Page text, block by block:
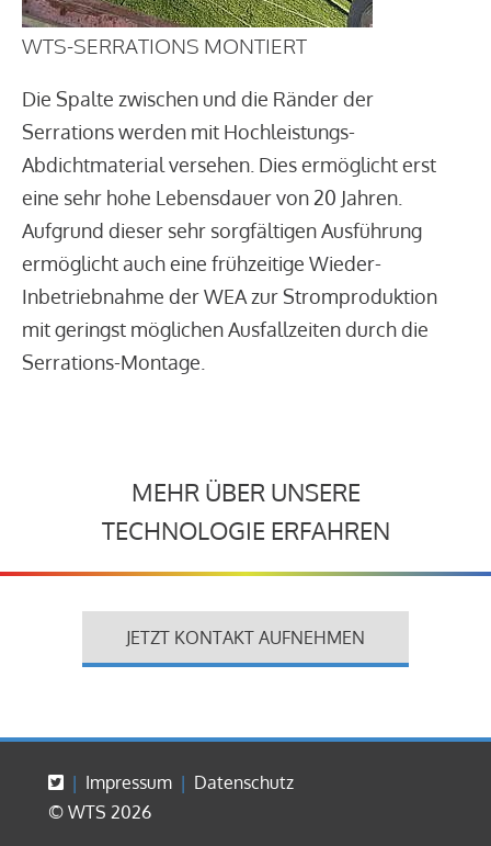
WTS-SERRATIONS MONTIERT
Die Spalte zwischen und die Ränder der
Serrations werden mit Hochleistungs-
Abdichtmaterial versehen. Dies ermöglicht erst
eine sehr hohe Lebensdauer von 20 Jahren.
Aufgrund dieser sehr sorgfältigen Ausführung
ermöglicht auch eine frühzeitige Wieder-
Inbetriebnahme der WEA zur Stromproduktion
mit geringst möglichen Ausfallzeiten durch die
Serrations-Montage.
MEHR ÜBER UNSERE
TECHNOLOGIE ERFAHREN
JETZT KONTAKT AUFNEHMEN
Impressum
Datenschutz
© WTS 2026